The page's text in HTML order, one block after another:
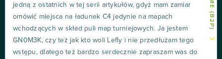
jedną z ostatnich w tej serii artykułów, gdyż mam zamiar
omówić miejsca na ładunek C4 jedynie na mapach
wchodzących w skład puli map turniejowych. Ja jestem
GN0M3K, czy też jak kto woli Lefly i nie przedłużam tego
wstępu, dlatego też bardzo serdecznie zapraszam was do